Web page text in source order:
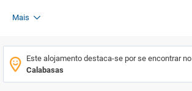
Mais
Este alojamento destaca-se por se encontrar no
Calabasas